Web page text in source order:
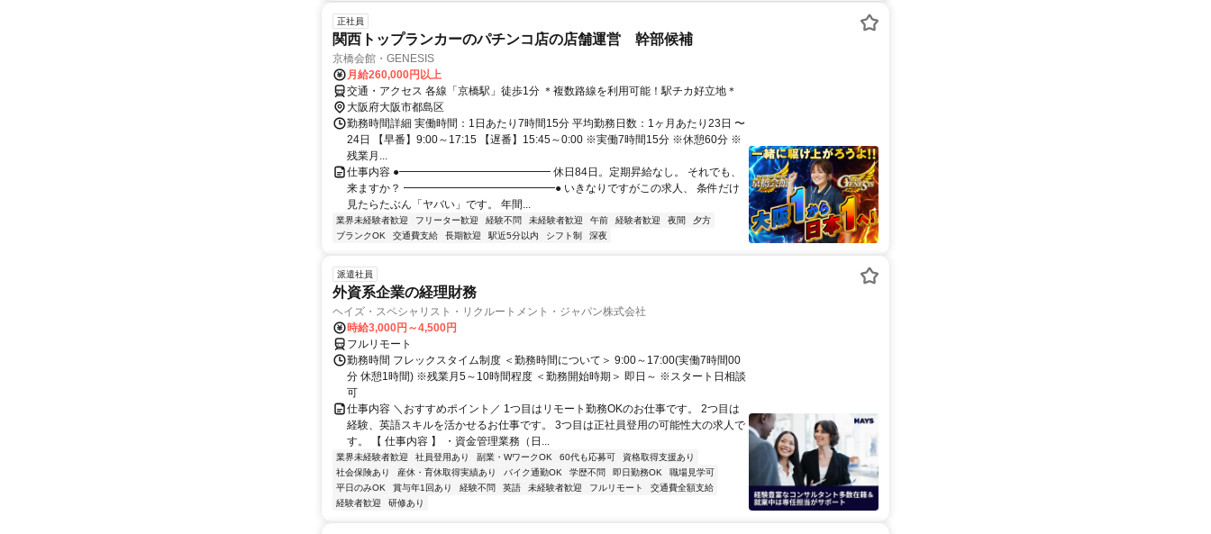
正社員
関西トップランカーのパチンコ店の店舗運営 幹部候補
京橋会館・GENESIS
月給260,000円以上
交通・アクセス 各線「京橋駅」徒歩1分 ＊複数路線を利用可能！駅チカ好立地＊
大阪府大阪市都島区
勤務時間詳細 実働時間：1日あたり7時間15分 平均勤務日数：1ヶ月あたり23日 〜
24日 【早番】9:00～17:15 【遅番】15:45～0:00 ※実働7時間15分 ※休憩60分 ※
残業月...
仕事内容 ●━━━━━━━━━━━━━━ 休日84日。定期昇給なし。 それでも、
来ますか？ ━━━━━━━━━━━━━━● いきなりですがこの求人、 条件だけ
見たらたぶん「ヤバい」です。 年間...
業界未経験者歓迎 フリーター歓迎 経験不問 未経験者歓迎 午前 経験者歓迎 夜間
夕方
ブランクOK
交通費支給 長期歓迎 駅近5分以内 シフト制 深夜
派遣社員
外資系企業の経理財務
ヘイズ・スペシャリスト・リクルートメント・ジャパン株式会社
時給3,000円～4,500円
フルリモート
勤務時間 フレックスタイム制度 ＜勤務時間について＞ 9:00～17:00(実働7時間00
分 休憩1時間) ※残業月5～10時間程度 ＜勤務開始時期＞ 即日～ ※スタート日相談
可
仕事内容 ＼おすすめポイント／ 1つ目はリモート勤務OKのお仕事です。 2つ目は
経験、英語スキルを活かせるお仕事です。 3つ目は正社員登用の可能性大の求人で
す。 【 仕事内容 】 ・資金管理業務（日...
業界未経験者歓迎 社員登用あり 副業・WワークOK 60代も応募可
資格取得支援あり
社会保険あり
産休・育休取得実績あり バイク通勤OK 学歴不問 即日勤務OK
職場見学可
平日のみOK
賞与年1回あり 経験不問 英語 未経験者歓迎 フルリモート
交通費全額支給
経験者歓迎
研修あり